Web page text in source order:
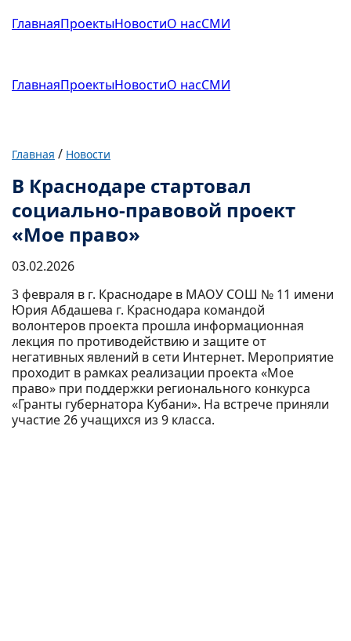
ГлавнаяПроектыНовостиО насСМИ
ГлавнаяПроектыНовостиО насСМИ
Главная / Новости
В Краснодаре стартовал
социально-правовой проект
«Мое право»
03.02.2026
3 февраля в г. Краснодаре в МАОУ СОШ № 11 имени
Юрия Абдашева г. Краснодара командой
волонтеров проекта прошла информационная
лекция по противодействию и защите от
негативных явлений в сети Интернет. Мероприятие
проходит в рамках реализации проекта «Мое
право» при поддержки регионального конкурса
«Гранты губернатора Кубани». На встрече приняли
участие 26 учащихся из 9 класса.